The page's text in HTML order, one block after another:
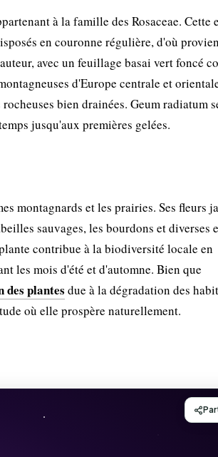
à la famille des Rosaceae. Cette
en couronne régulière, d'où
avec un feuillage basai vert foncé
d'Europe centrale et
bien drainées. Geum radiatum
jusqu'aux premières gelées.
montagnards et les prairies. Ses fleurs
sauvages, les bourdons et diverses
contribue à la biodiversité locale en
les mois d'été et d'automne. Bien que
plantes due à la dégradation des
où elle prospère naturellement.